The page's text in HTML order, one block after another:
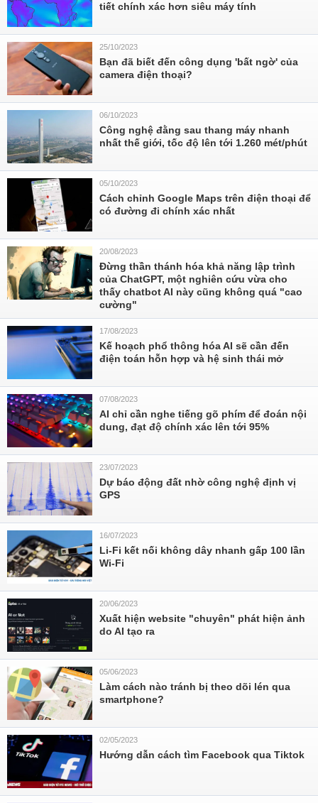
tiết chính xác hơn siêu máy tính
25/10/2023
Bạn đã biết đến công dụng 'bất ngờ' của
camera điện thoại?
06/10/2023
Công nghệ đằng sau thang máy nhanh
nhất thế giới, tốc độ lên tới 1.260 mét/phút
05/10/2023
Cách chỉnh Google Maps trên điện thoại để
có đường đi chính xác nhất
20/08/2023
Đừng thần thánh hóa khả năng lập trình
của ChatGPT, một nghiên cứu vừa cho
thấy chatbot AI này cũng không quá "cao
cường"
17/08/2023
Kế hoạch phổ thông hóa AI sẽ cần đến
điện toán hỗn hợp và hệ sinh thái mở
07/08/2023
AI chỉ cần nghe tiếng gõ phím để đoán nội
dung, đạt độ chính xác lên tới 95%
23/07/2023
Dự báo động đất nhờ công nghệ định vị
GPS
16/07/2023
Li-Fi kết nối không dây nhanh gấp 100 lần
Wi-Fi
20/06/2023
Xuất hiện website "chuyên" phát hiện ảnh
do AI tạo ra
05/06/2023
Làm cách nào tránh bị theo dõi lén qua
smartphone?
02/05/2023
Hướng dẫn cách tìm Facebook qua Tiktok